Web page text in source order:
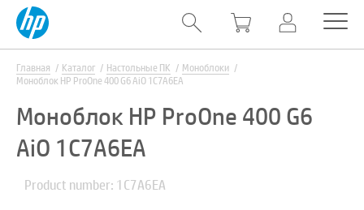
Главная Каталог Настольные ПК
Моноблоки
Моноблок HP ProOne 400 G6 AiO 1C7A6EA
Моноблок HP ProOne 400 G6
AiO 1C7A6EA
Product number: 1C7A6EA